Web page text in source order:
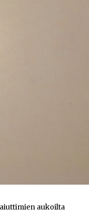
aukoilta